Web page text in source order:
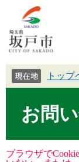
トップ
お問
ブラウザで